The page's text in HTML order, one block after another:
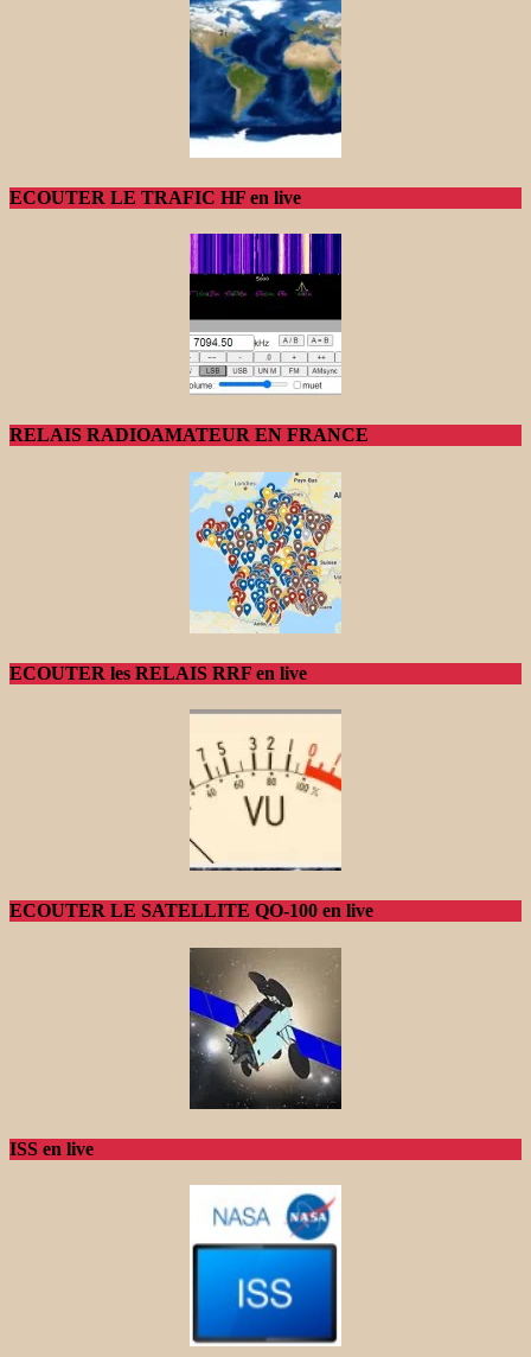
ECOUTER LE TRAFIC HF en live
RELAIS RADIOAMATEUR EN FRANCE
ECOUTER les RELAIS RRF en live
ECOUTER LE SATELLITE QO-100 en live
ISS en live